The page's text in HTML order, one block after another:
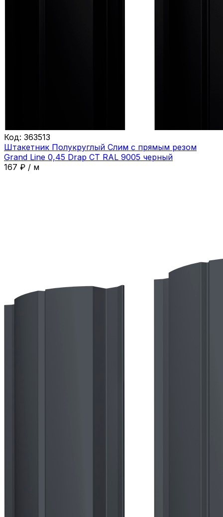
Код: 363513
Штакетник Полукруглый Слим с прямым резом
Grand Line 0,45 Drap СТ RAL 9005 черный
167 ₽ / м